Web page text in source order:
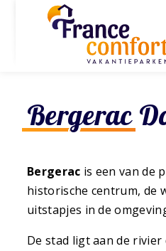
Bergerac
Bergerac is een van de
historische centrum, de
uitstapjes in de
De stad ligt aan de